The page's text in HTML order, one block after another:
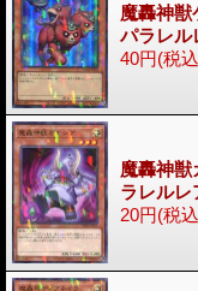
魔轟神獣
パラレル
40円(税
魔轟神獣
ラレルレ
20円(税